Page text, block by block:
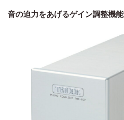
音の迫力をあげるゲイン調整機能